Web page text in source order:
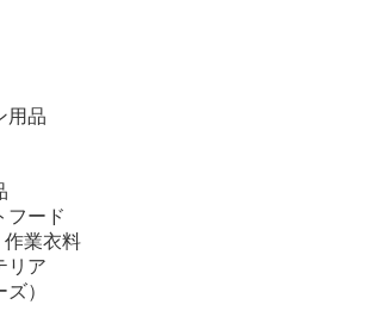
用品
フード
業衣料
リア
）